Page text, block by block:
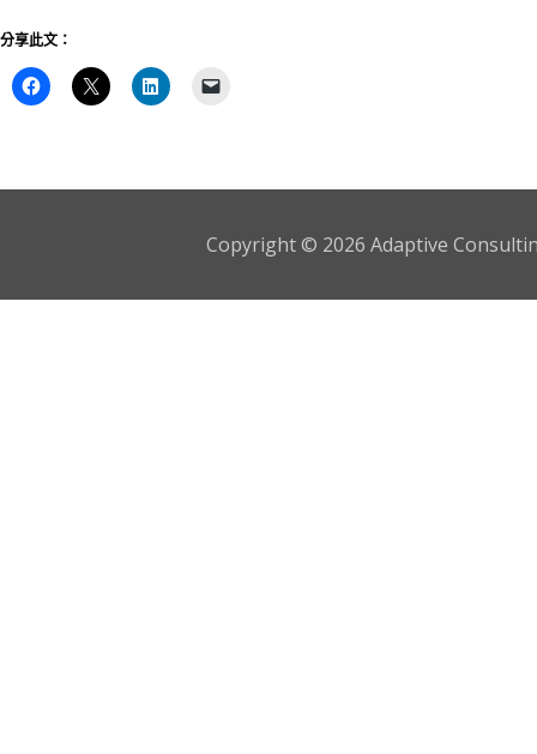
分享此文：
Copyright © 2026 Adaptive